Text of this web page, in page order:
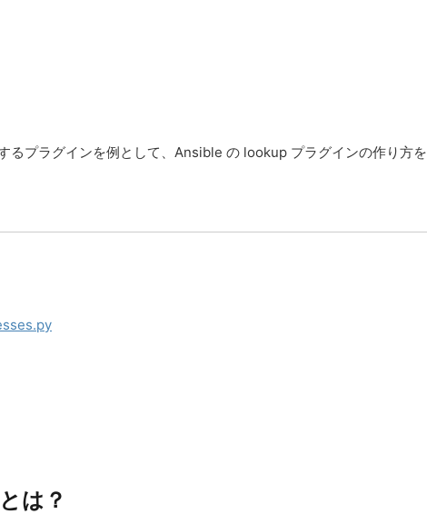
るプラグインを例として、Ansible の lookup プラグインの作り方を
は？